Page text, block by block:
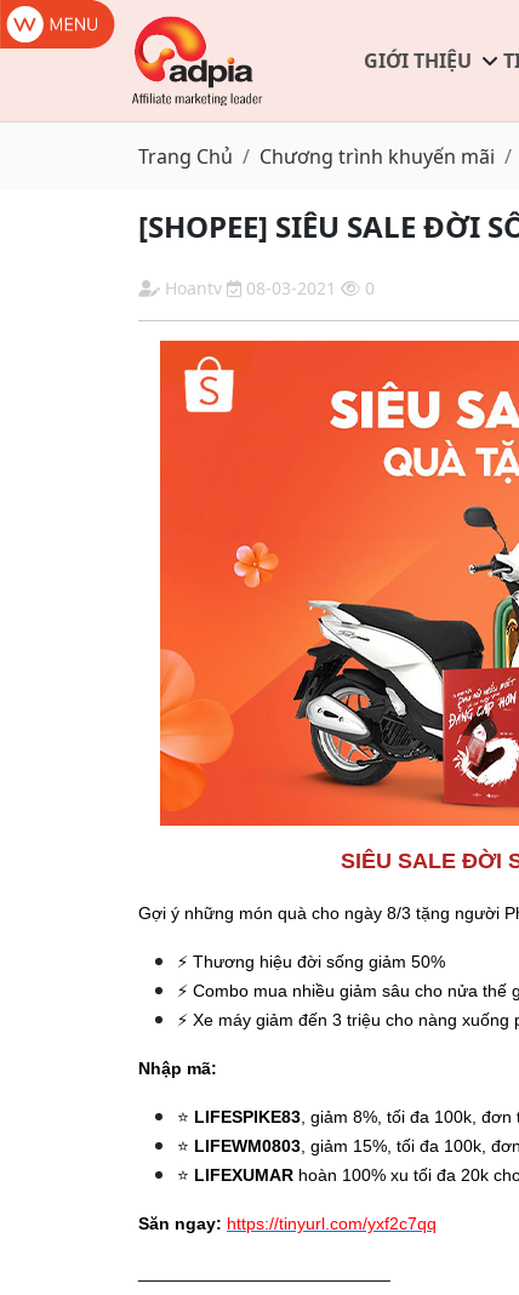
GIỚI THIỆU
Trang Chủ Chương trình khuyến mãi
[SHOPEE] SIÊU SALE ĐỜI
Hoantv 08-03-2021 0
SIÊU SALE ĐỜI
Gợi ý những món quà cho ngày 8/3 tặng người
⚡ Thương hiệu đời sống giảm 50%
⚡ Combo mua nhiều giảm sâu cho nửa thế
⚡ Xe máy giảm đến 3 triệu cho nàng xuống
Nhập mã:
⭐️ LIFESPIKE83 , giảm 8%, tối đa 100k, đơn
⭐️ LIFEWM0803 , giảm 15%, tối đa 100k,
⭐️ LIFEXUMAR hoàn 100% xu tối đa 20k
Săn ngay: https://tinyurl.com/yxf2c7qq